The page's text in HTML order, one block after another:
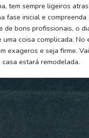
tem sempre ligeiros
fase inicial e compreenda
de bons profissionais, o
uma coisa complicada. No
exageros e seja firme.
estará remodelada.